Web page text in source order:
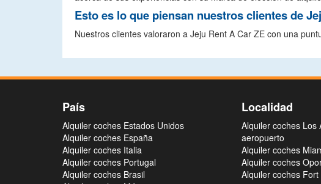
Esto es lo que piensan nuestros clientes de
Nuestros clientes valoraron a Jeju Rent A Car ZE con una
País
Alquiler coches Estados Unidos
Alquiler coches España
Alquiler coches Italia
Alquiler coches Portugal
Alquiler coches Brasil
Localidad
Alquiler coches Los
aeropuerto
Alquiler coches
Alquiler coches
Alquiler coches